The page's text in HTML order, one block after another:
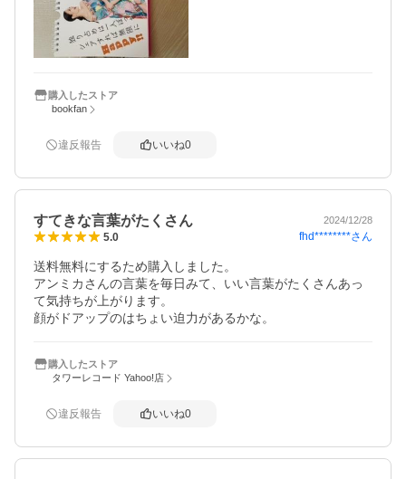
購入したストア
bookfan
違反報告 いいね0
すてきな言葉がたくさん 2024/12/28
5.0 fhd********さん
送料無料にするため購入しました。
アンミカさんの言葉を毎日みて、いい言葉がたくさんあっ
て気持ちが上がります。
顔がドアップのはちょい迫力があるかな。
購入したストア
タワーレコード Yahoo!店
違反報告 いいね0